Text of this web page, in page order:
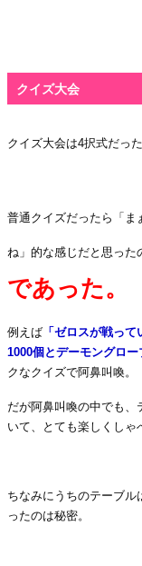
クイズ大会
クイズ大会は4択式だっ
普通クイズだったら「ま
ね」的な感じだと思った
であった。
例えば 「ゼロスが戦っ
1000個とデーモングロー
クなクイズで阿鼻叫喚。
だが阿鼻叫喚の中でも、
いて、とても楽しくしゃ
ちなみにうちのテーブル
ったのは秘密。